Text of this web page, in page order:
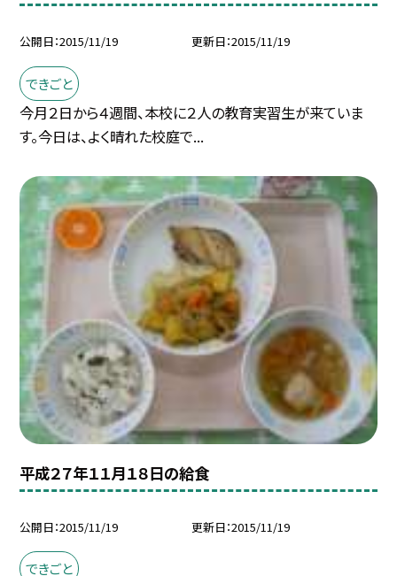
公開日 2015/11/19 更新日 2015/11/19
できごと
今月２日から４週間、本校に２人の教育実習生が来ていま
す。今日は、よく晴れた校庭で...
平成２７年１１月１８日の給食
公開日 2015/11/19 更新日 2015/11/19
できごと